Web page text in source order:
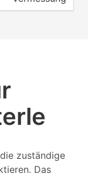
zuständige
Das